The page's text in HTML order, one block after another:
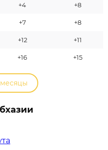
+4 +8
+7 +8
+12 +11
+16 +15